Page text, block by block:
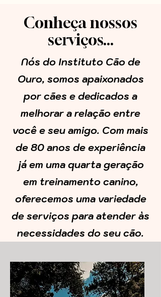
Conheça nossos
serviços...
Nós do Instituto Cão de
Ouro, somos apaixonados
por cães e dedicados a
melhorar a relação entre
você e seu amigo. Com mais
de 80 anos de experiência
já em uma quarta geração
em treinamento canino,
oferecemos uma variedade
de serviços para atender às
necessidades do seu cão.